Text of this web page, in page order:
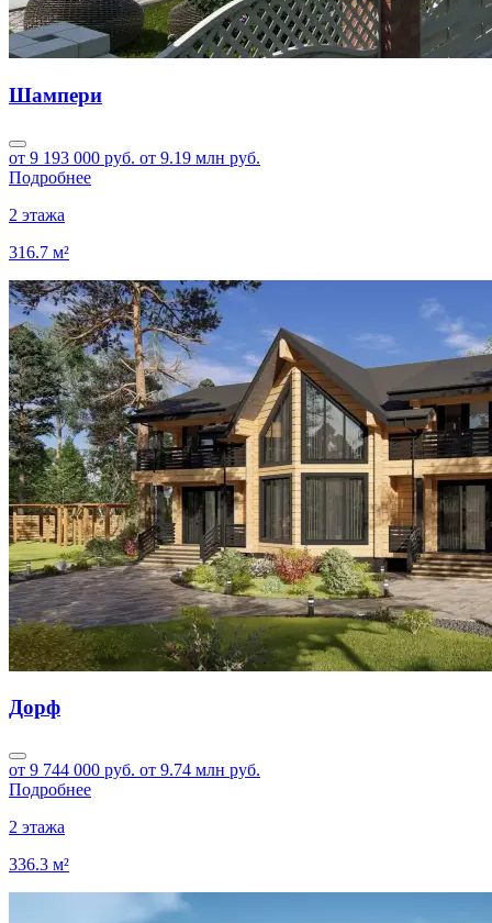
Шампери
от 9 193 000 руб. от 9.19 млн руб.
Подробнее
2 этажа
316.7 м²
Дорф
от 9 744 000 руб. от 9.74 млн руб.
Подробнее
2 этажа
336.3 м²